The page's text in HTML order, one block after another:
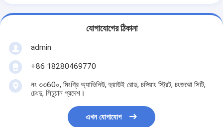
যোগাযোগের ঠিকানা
admin
+86 18280469770
নং ৩৩60০, মিংগ্রি অ্যাভিনিউ, হুয়াউই রোড, চঙ্গিয়াং স্ট্রিট, চংজঝো সিটি,
চেংদু, সিচুয়ান প্রদেশ।
এখন যোগাযোগ